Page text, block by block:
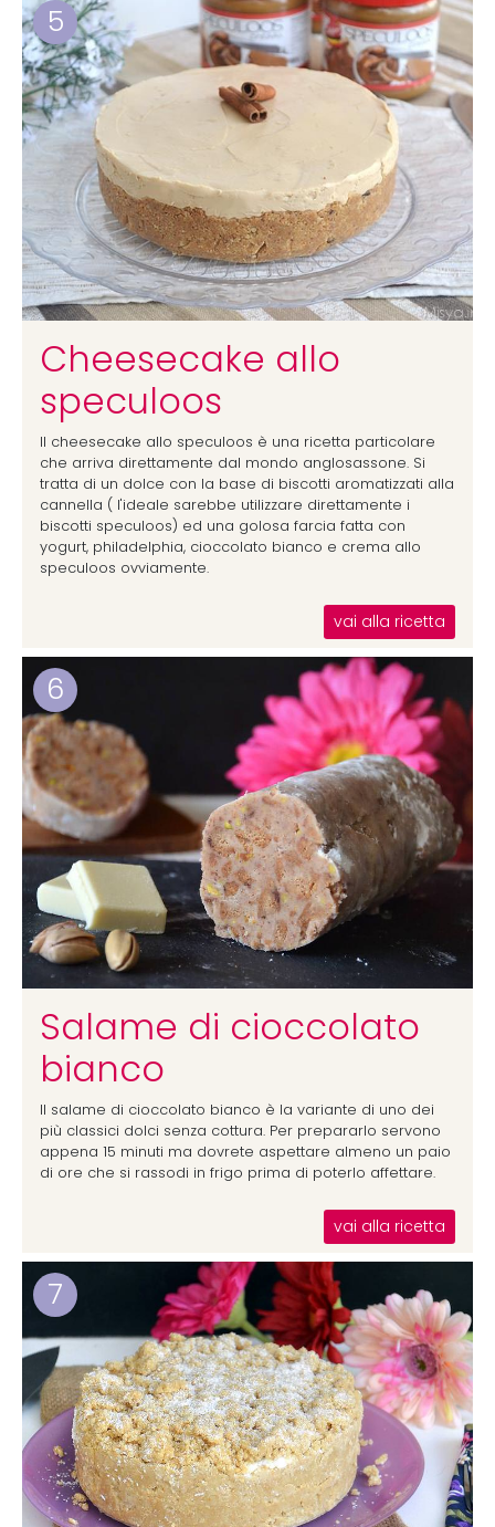
5
Cheesecake allo
speculoos
Il cheesecake allo speculoos è una ricetta particolare
che arriva direttamente dal mondo anglosassone. Si
tratta di un dolce con la base di biscotti aromatizzati alla
cannella ( l'ideale sarebbe utilizzare direttamente i
biscotti speculoos) ed una golosa farcia fatta con
yogurt, philadelphia, cioccolato bianco e crema allo
speculoos ovviamente.
vai alla ricetta
6
Salame di cioccolato
bianco
Il salame di cioccolato bianco è la variante di uno dei
più classici dolci senza cottura. Per prepararlo servono
appena 15 minuti ma dovrete aspettare almeno un paio
di ore che si rassodi in frigo prima di poterlo affettare.
vai alla ricetta
7